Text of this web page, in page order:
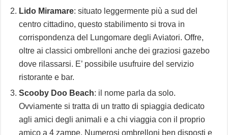
Lido Miramare: situato leggermente più a sud del
centro cittadino, questo stabilimento si trova in
corrispondenza del Lungomare degli Aviatori. Offre,
oltre ai classici ombrelloni anche dei graziosi gazebo
dove rilassarsi. E’ possibile usufruire del servizio
ristorante e bar.
Scooby Doo Beach: il nome parla da solo.
Ovviamente si tratta di un tratto di spiaggia dedicato
agli amici degli animali e a chi viaggia con il proprio
amico a 4 zampe. Numerosi ombrelloni ben disposti e